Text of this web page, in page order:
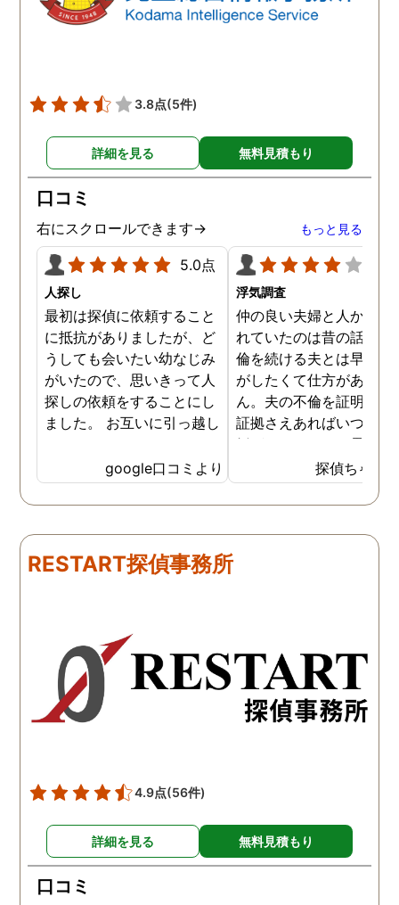
3.8点(5件)
詳細を見る 無料見積もり
口コミ
右にスクロールできます→ もっと見る
5.0点
人探し
最初は探偵に依頼すること
に抵抗がありましたが、ど
うしても会いたい幼なじみ
がいたので、思いきって人
探しの依頼をすることにし
ました。 お互いに引っ越し
いる情報も少なかったの
で、難しいかなと思ってい
たのですが、見事に探して
ました。うれしくてお互い
に涙の再会でした。 対応し
玉総合情報事務所さんに依
頼させていただき本当に良
かったです。
google口コミより
浮気調査
仲の良い夫婦と人から言
れていたのは昔の話で、
倫を続ける夫とは早く離
がしたくて仕方がありま
ん。夫の不倫を証明でき
証拠さえあればいつでも
婚ができるのにと愚痴を
ぼしていると、姉が探偵
不倫の証拠集めを依頼し
くれました。探偵事務所
にも関わらず、相談員の
明な点が全くないほどし
かりと説明をしてくれま
た。調査では夫が不倫相
の自宅に頻繁に訪れる様
務所に関しても調べてく
ていて、周りの人たちの
かげで夫と離婚ができそ
探偵ちゃん
RESTART探偵事務所
4.9点(56件)
詳細を見る 無料見積もり
口コミ